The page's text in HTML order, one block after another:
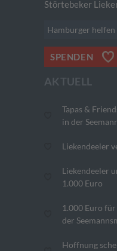
Störtebeker
Hamburger
SPENDEN
AKTUELL
Tapas &
in der
Liekendeeler
Liekendeeler
1.000 Euro
1.000 Euro
der
Hoffnung